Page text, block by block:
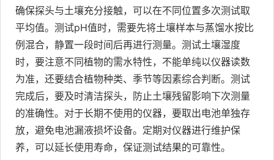
确保探头与土壤充分接触，可以在不同位置多次测试取
平均值。测试pH值时，需要先将土壤样本与蒸馏水按比
例混合，静置一段时间后再进行测量。测试土壤湿度
时，要注意不同植物的需水特性，不能单纯以仪器读数
为准，还要结合植物种类、季节等因素综合判断。测试
完成后，要及时清洁探头，防止土壤残留影响下次测量
的准确性。对于长期不使用的仪器，要取出电池单独存
放，避免电池漏液损坏设备。定期对仪器进行维护保
养，可以延长使用寿命，保证测试结果的可靠性。